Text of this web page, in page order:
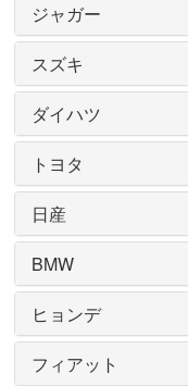
ジャガー
スズキ
ダイハツ
トヨタ
日産
BMW
ヒョンデ
フィアット